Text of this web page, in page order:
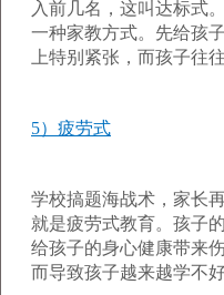
入前几名，这叫达标式
一种家教方式。先给孩
上特别紧张，而孩子往
5）疲劳式
学校搞题海战术，家长
就是疲劳式教育。孩子
给孩子的身心健康带来
而导致孩子越来越学不好